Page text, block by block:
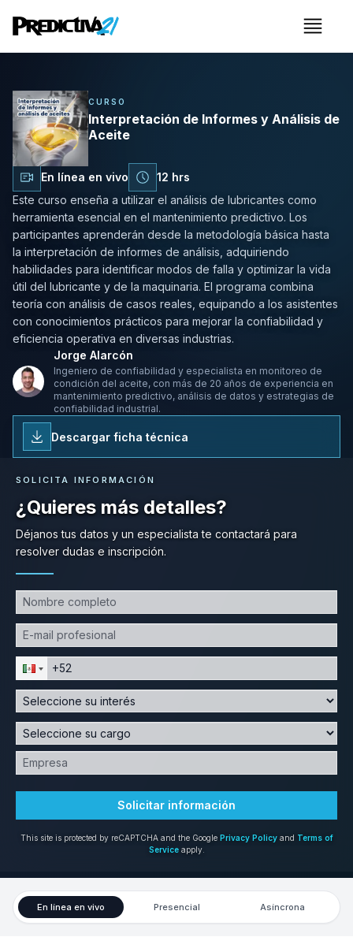
Interpretación de Informes
CURSO
Interpretación de Informes y Análisis de
Aceite
En línea en vivo
12 hrs
Este curso enseña a utilizar el análisis de lubricantes como
herramienta esencial en el mantenimiento predictivo. Los
participantes aprenderán desde la metodología básica hasta
la interpretación de informes de análisis, adquiriendo
habilidades para identificar modos de falla y optimizar la vida
útil del lubricante y de la maquinaria. El programa combina
teoría con análisis de casos reales, equipando a los asistentes
con conocimientos prácticos para mejorar la confiabilidad y
eficiencia operativa en diversas industrias.
Jorge Alarcón
Ingeniero de confiabilidad y especialista en monitoreo de
condición del aceite, con más de 20 años de experiencia en
mantenimiento predictivo, análisis de datos y estrategias de
confiabilidad industrial.
Descargar ficha técnica
SOLICITA INFORMACIÓN
¿Quieres más detalles?
Déjanos tus datos y un especialista te contactará para
resolver dudas e inscripción.
Solicitar información
This site is protected by reCAPTCHA and the Google Privacy Policy and Terms of
Service apply.
En línea en vivo Presencial Asíncrona